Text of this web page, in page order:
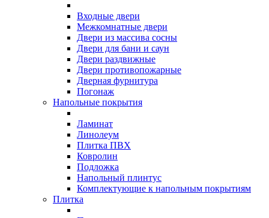
Входные двери
Межкомнатные двери
Двери из массива сосны
Двери для бани и саун
Двери раздвижные
Двери противопожарные
Дверная фурнитура
Погонаж
Напольные покрытия
Ламинат
Линолеум
Плитка ПВХ
Ковролин
Подложка
Напольный плинтус
Комплектующие к напольным покрытиям
Плитка